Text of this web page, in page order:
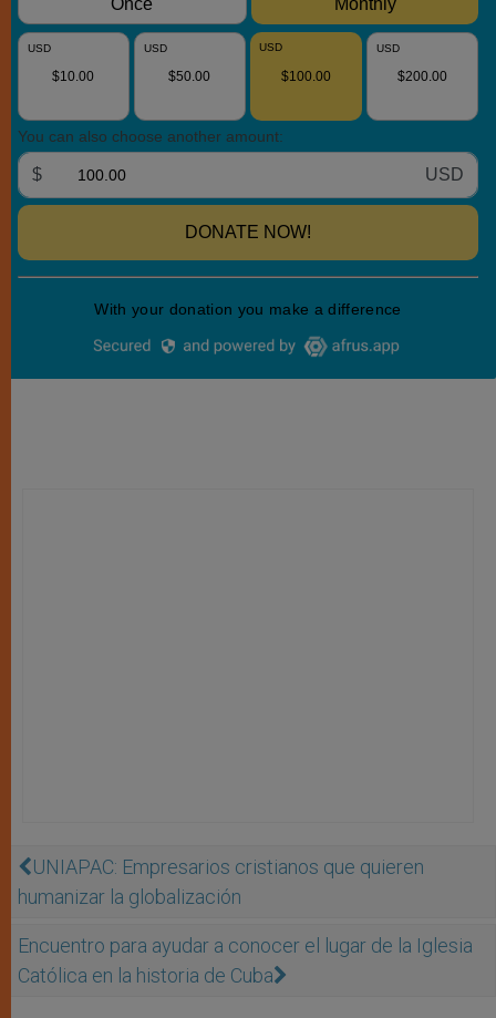
UNIAPAC: Empresarios cristianos que quieren
humanizar la globalización
Encuentro para ayudar a conocer el lugar de la Iglesia
Católica en la historia de Cuba